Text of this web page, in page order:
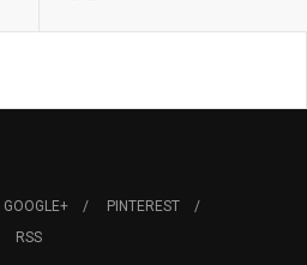
GOOGLE+
PINTEREST
RSS